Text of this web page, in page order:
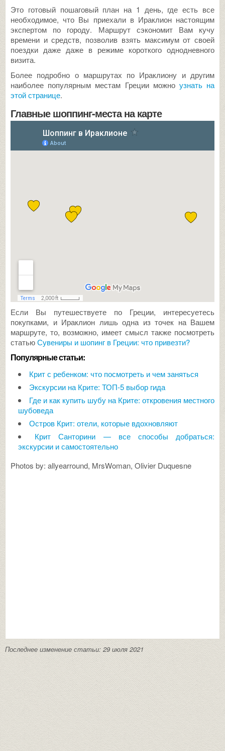
Это готовый пошаговый план на 1 день, где есть все
необходимое, что Вы приехали в Ираклион настоящим
экспертом по городу. Маршрут сэкономит Вам кучу
времени и средств, позволив взять максимум от своей
поездки даже даже в режиме короткого однодневного
визита.
Более подробно о маршрутах по Ираклиону и другим
наиболее популярным местам Греции можно узнать на
этой странице.
Главные шоппинг-места на карте
Если Вы путешествуете по Греции, интересуетесь
покупками, и Ираклион лишь одна из точек на Вашем
маршруте, то, возможно, имеет смысл также посмотреть
статьюСувениры и шопинг в Греции: что привезти?
Популярные статьи:
Крит с ребенком: что посмотреть и чем заняться
Экскурсии на Крите: ТОП-5 выбор гида
Где и как купить шубу на Крите: откровения местного
шубоведа
Остров Крит: отели, которые вдохновляют
Крит Санторини — все способы добраться:
экскурсии и самостоятельно
Photos by: allyearround, MrsWoman, Olivier Duquesne
Последнее изменение статьи: 29 июля 2021